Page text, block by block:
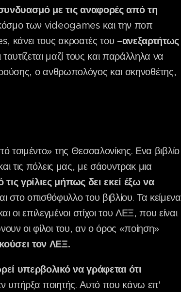
με τις αναφορές από τη
κόσμο των videogames και την ποπ
κάνει τους ακροατές του –ανεξαρτήτως
μαζί τους και παράλληλα να
ο ανθρωπολόγος και σκηνοθέτης,
τσιμέντο» της Θεσσαλονίκης. Ενα βιβλίο
τις πόλεις μας, με σάουντρακ μια
γρίλιες μήπως δει εκεί έξω να
στο οπισθόφυλλο του βιβλίου. Τα κείμενα
επιλεγμένοι στίχοι του ΛΕΞ, που είναι
οι φίλοι του, αν ο όρος «ποίηση»
τον ΛΕΞ.
υπερβολικό να γράφεται ότι
υπήρξα ποιητής. Αυτό που κάνω επ'